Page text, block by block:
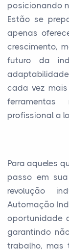
posicionando
Estão se
apenas
crescimento,
futuro da
cada vez
profissional a
Para aqueles
passo em
revolução
Automação
oportunidade
garantindo
trabalho,